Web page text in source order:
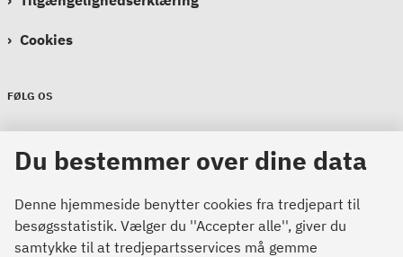
Cookies
FØLG OS
Sikkerdigital
Sikkerdigital
Du bestemmer over dine data
Denne hjemmeside benytter cookies fra tredjepart til
besøgsstatistik. Vælger du ''Accepter alle'', giver du
samtykke til at tredjepartsservices må gemme